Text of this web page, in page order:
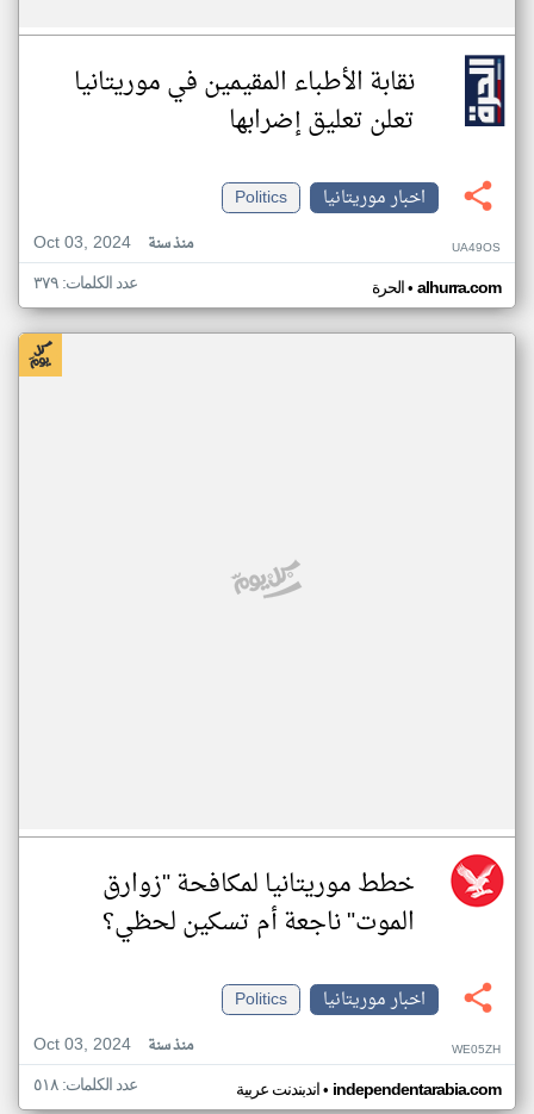
نقابة الأطباء المقيمين في موريتانيا
تعلن تعليق إضرابها
اخبار موريتانيا
Politics
Oct 03, 2024
منذ سنة UA49OS
الحرة• alhurra.com عدد الكلمات: ٣٧٩
خطط موريتانيا لمكافحة "زوارق
الموت" ناجعة أم تسكين لحظي؟
اخبار موريتانيا
Politics
Oct 03, 2024
منذ سنة WE05ZH
اندبندنت عربية• independentarabia.com عدد الكلمات: ٥١٨